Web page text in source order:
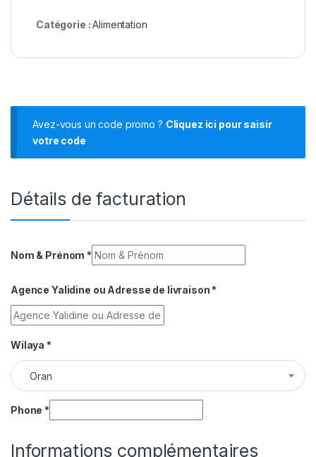
Catégorie :Alimentation
Avez-vous un code promo ? Cliquez ici pour saisir
votre code
Détails de facturation
Nom & Prénom *
Agence Yalidine ou Adresse de livraison *
Wilaya *
Oran
Phone *
Informations complémentaires